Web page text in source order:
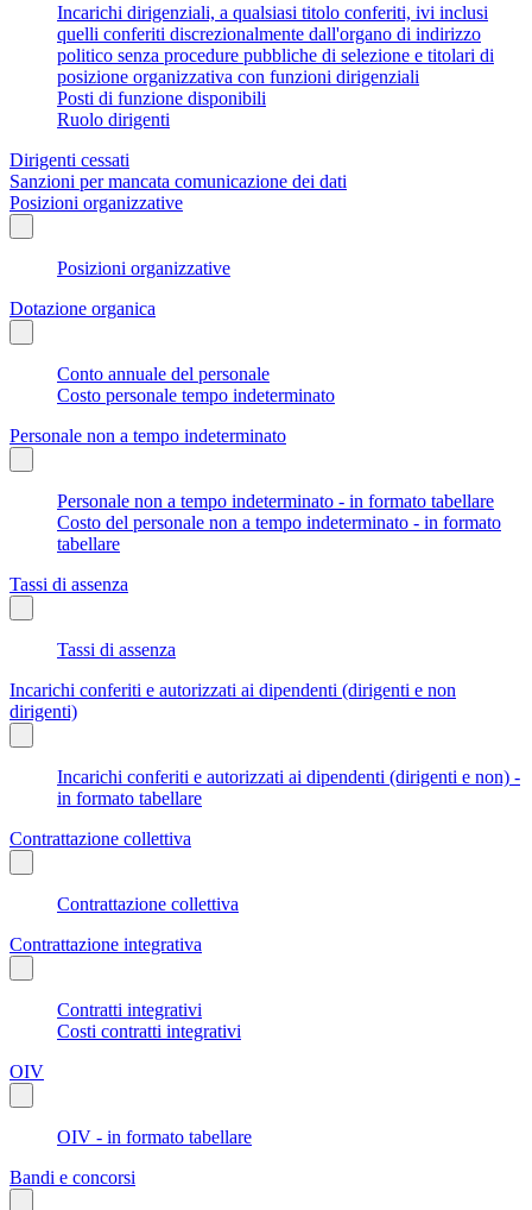
Incarichi dirigenziali, a qualsiasi titolo conferiti, ivi inclusi
quelli conferiti discrezionalmente dall'organo di indirizzo
politico senza procedure pubbliche di selezione e titolari di
posizione organizzativa con funzioni dirigenziali
Posti di funzione disponibili
Ruolo dirigenti
Dirigenti cessati
Sanzioni per mancata comunicazione dei dati
Posizioni organizzative
Posizioni organizzative
Dotazione organica
Conto annuale del personale
Costo personale tempo indeterminato
Personale non a tempo indeterminato
Personale non a tempo indeterminato - in formato tabellare
Costo del personale non a tempo indeterminato - in formato
tabellare
Tassi di assenza
Tassi di assenza
Incarichi conferiti e autorizzati ai dipendenti (dirigenti e non
dirigenti)
Incarichi conferiti e autorizzati ai dipendenti (dirigenti e non) -
in formato tabellare
Contrattazione collettiva
Contrattazione collettiva
Contrattazione integrativa
Contratti integrativi
Costi contratti integrativi
OIV
OIV - in formato tabellare
Bandi e concorsi